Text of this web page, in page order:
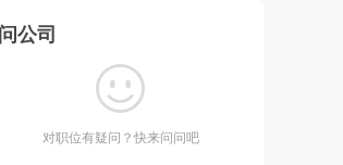
问公司
对职位有疑问？快来问问吧